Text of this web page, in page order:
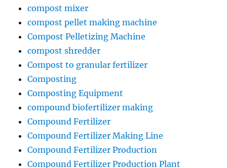
compost mixer
compost pellet making machine
Compost Pelletizing Machine
compost shredder
Compost to granular fertilizer
Composting
Composting Equipment
compound biofertilizer making
Compound Fertilizer
Compound Fertilizer Making Line
Compound Fertilizer Production
Compound Fertilizer Production Plant